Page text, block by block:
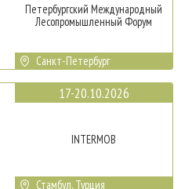
Петербургский Международный
Лесопромышленный Форум
Санкт-Петербург
17-20.10.2026
INTERMOB
Стамбул, Турция